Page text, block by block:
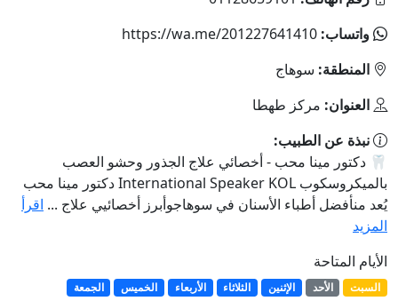
واتساب: https://wa.me/201227641410
المنطقة: سوهاج
العنوان: مركز طهطا
نبذة عن الطبيب:
🦷 دكتور مينا محب - أخصائي علاج الجذور وحشو العصب
بالميكروسكوب International Speaker KOL دكتور مينا محب
يُعد منأفضل أطباء الأسنان في سوهاجوأبرز أخصائيي علاج ... اقرأ
المزيد
الأيام المتاحة
السبت الأحد الإثنين الثلاثاء الأربعاء الخميس الجمعة